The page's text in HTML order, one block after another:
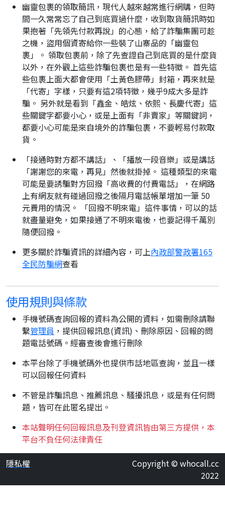
幽靈包裹的領取簡訊，現代人越來越常進行網購，但時
間一久常常忘了自己到底買過什麼，收到取貨簡訊時如
果抱著「先領先付款再說」的心態，給了詐騙集團可趁
之機，盜用個資寄給你一些裝了山寨品的「幽靈包
裹」。 領取包裹前，除了先查證自己到底買的是什麼貨
以外，在外觀上這些詐騙包裹也是有一些特徵。 首先這
些包裹上面大都會使用「土黃色膠帶」封箱，再來就是
「代寄」字樣，只要有這2項特徵，幾乎9成大多是詐
騙。 另外就是看到「鑫金、皓炫、依熙、長慶代寄」這
些關鍵字都要小心，或是上面有「非賣家」等關鍵詞，
都要小心可能是來自境外的詐騙包裹，不要輕易付款取
貨。
「接通時對方都不講話」、「播放一段音樂」或是講話
「謝謝您的來電，再見」然後就掛掉。 這種類型的來電
可能是要誘騙對方回撥「高收費的付費電話」，在網路
上有網友就有碰過回撥之後隔月電話帳單增加一筆 50
元費用的情況。 「回撥不明來電」這件事情，可以的話
就盡量避免，如果接通了不明來電後，也要記得千萬別
隨便回撥。
更多關於詐騙資訊的詳細內容，可上內政部警政署165
全民防騙網查看
使用規則與條款
手機號碼查詢回報的資料為公開的資料，如需刪除請聯
繫管理員 ，提供回報訊息(資訊)、刪除原因、回報的問
題電話號碼。經審查後會進行刪除
本平台除了手機號碼外也提供市話地區查詢，並且一樣
可以回報任何資料
不管是詐騙訊息、推薦訊息、騷擾訊息，或是有任何問
題，皆可在此匿名提出。
本站聲明任何回報訊息及刊登資訊皆由第三方提供，本
平台不負任何法律責任
隱私權
Copyright © whocall.cc
2022